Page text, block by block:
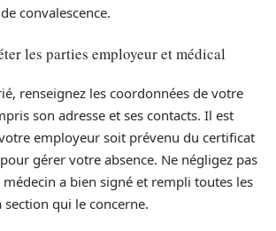
convalescence.
les parties employeur et médical
renseignez les coordonnées de votre
son adresse et ses contacts. Il est
employeur soit prévenu du certificat
gérer votre absence. Ne négligez pas
a bien signé et rempli toutes les
qui le concerne.